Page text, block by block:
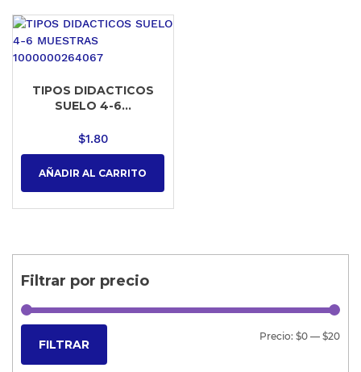
TIPOS DIDACTICOS
SUELO 4-6...
$1.80
AÑADIR AL CARRITO
Filtrar por precio
FILTRAR
Precio: $0 — $20